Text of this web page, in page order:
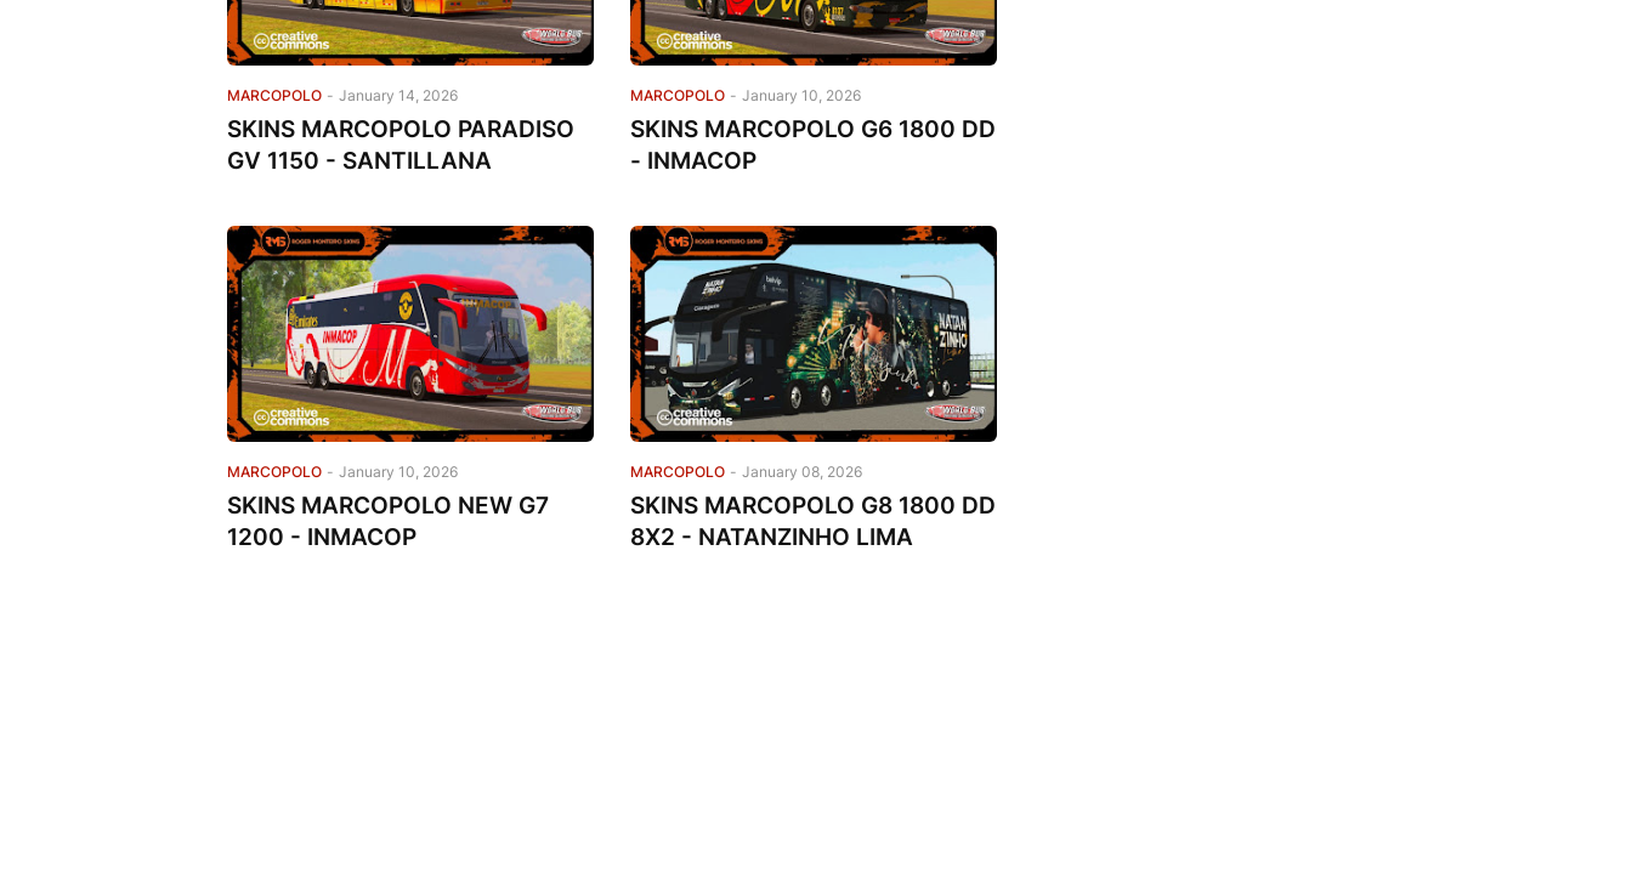
MARCOPOLO - January 14, 2026
SKINS MARCOPOLO PARADISO
GV 1150 - SANTILLANA
MARCOPOLO - January 10, 2026
SKINS MARCOPOLO G6 1800 DD
- INMACOP
MARCOPOLO - January 10, 2026
SKINS MARCOPOLO NEW G7
1200 - INMACOP
MARCOPOLO - January 08, 2026
SKINS MARCOPOLO G8 1800 DD
8X2 - NATANZINHO LIMA